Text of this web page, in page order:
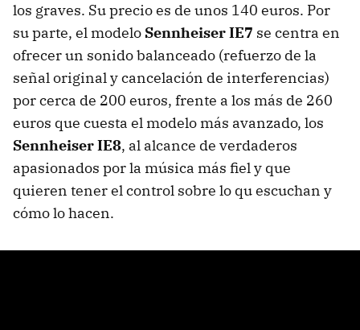
los graves. Su precio es de unos 140 euros. Por
su parte, el modelo Sennheiser IE7 se centra en
ofrecer un sonido balanceado (refuerzo de la
señal original y cancelación de interferencias)
por cerca de 200 euros, frente a los más de 260
euros que cuesta el modelo más avanzado, los
Sennheiser IE8, al alcance de verdaderos
apasionados por la música más fiel y que
quieren tener el control sobre lo qu escuchan y
cómo lo hacen.